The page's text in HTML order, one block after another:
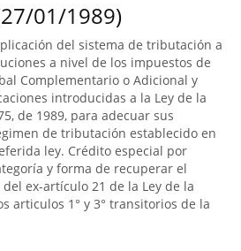
01/1989)
del sistema de tributación a
a nivel de los impuestos de
Complementario o Adicional y
introducidas a la Ley de la
de 1989, para adecuar sus
de tributación establecido en
ley. Crédito especial por
y forma de recuperar el
ex-artículo 21 de la Ley de la
articulos 1° y 3° transitorios de la